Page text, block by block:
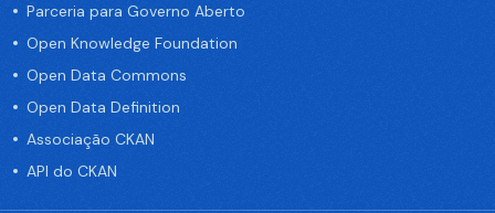
Parceria para Governo Aberto
Open Knowledge Foundation
Open Data Commons
Open Data Definition
Associação CKAN
API do CKAN